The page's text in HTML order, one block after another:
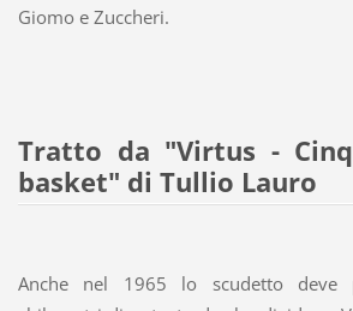
Giomo e Zuccheri.
Tratto da "Virtus -
basket" di Tullio Lauro
Anche nel 1965 lo scudetto deve